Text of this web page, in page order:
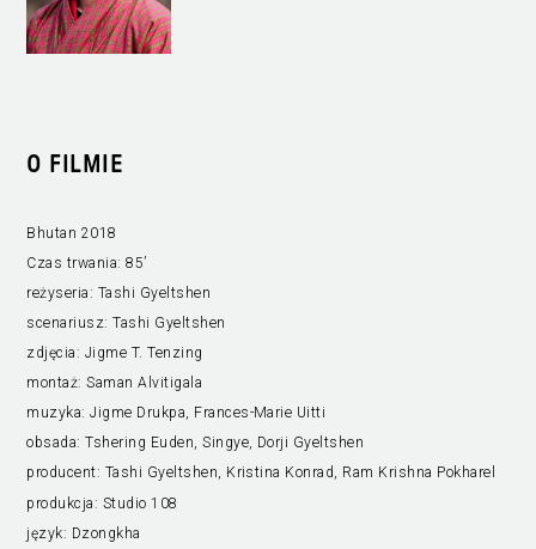
O FILMIE
Bhutan 2018
Czas trwania: 85’
reżyseria: Tashi Gyeltshen
scenariusz:Tashi Gyeltshen
zdjęcia: Jigme T. Tenzing
montaż:Saman Alvitigala
muzyka:Jigme Drukpa, Frances-Marie Uitti
obsada:Tshering Euden, Singye, Dorji Gyeltshen
producent: Tashi Gyeltshen, Kristina Konrad, Ram Krishna Pokharel
produkcja: Studio 108
język: Dzongkha